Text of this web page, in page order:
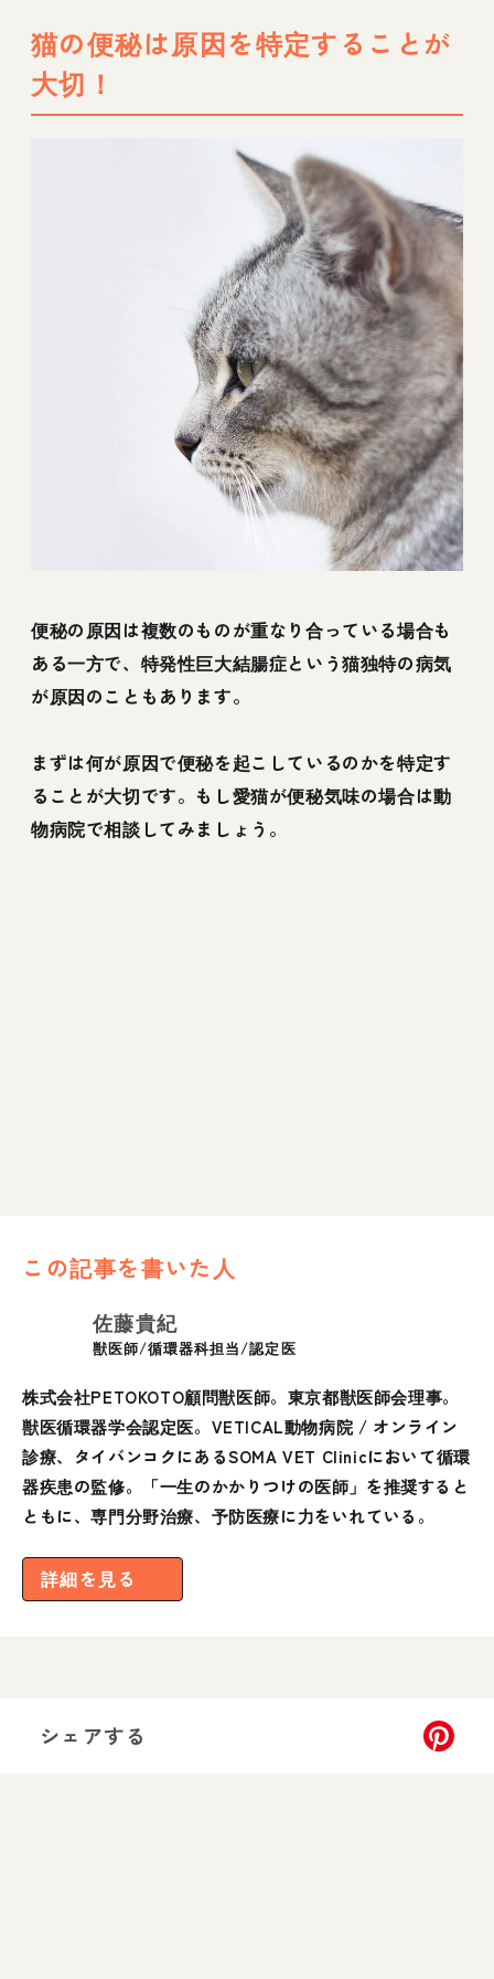
猫の便秘は原因を特定することが
大切！
便秘の原因は複数のものが重なり合っている場合も
ある一方で、特発性巨大結腸症という猫独特の病気
が原因のこともあります。
まずは何が原因で便秘を起こしているのかを特定す
ることが大切です。もし愛猫が便秘気味の場合は動
物病院で相談してみましょう。
この記事を書いた人
佐藤貴紀
獣医師/循環器科担当/認定医
株式会社PETOKOTO顧問獣医師。東京都獣医師会理事。
獣医循環器学会認定医。VETICAL動物病院 / オンライン
診療、タイバンコクにあるSOMA VET Clinicにおいて循環
器疾患の監修。「一生のかかりつけの医師」を推奨すると
ともに、専門分野治療、予防医療に力をいれている。
詳細を見る
シェアする